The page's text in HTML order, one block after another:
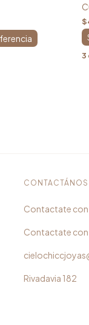
3
CONTACTÁNOS
Rivadavia 182